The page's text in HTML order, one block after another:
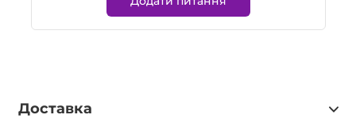
Доставка